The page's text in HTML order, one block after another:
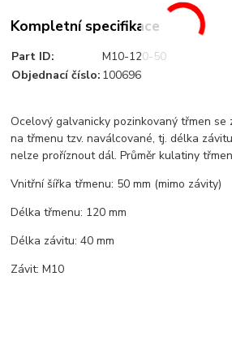
Kompletní specifikace
Part ID:
M10-120-50
Objednací číslo: 100696
Ocelový galvanicky pozinkovaný třmen se
na třmenu tzv. naválcované, tj. délka
nelze proříznout dál. Průměr kulatiny
Vnitřní šířka třmenu: 50 mm (mimo závity)
Délka třmenu: 120 mm
Délka závitu: 40 mm
Závit: M10